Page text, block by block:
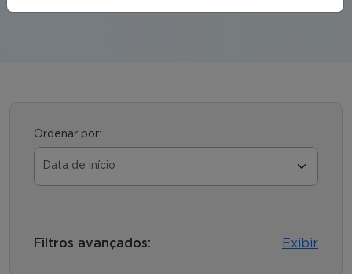
Ordenar por:
Filtros avançados: Exibir